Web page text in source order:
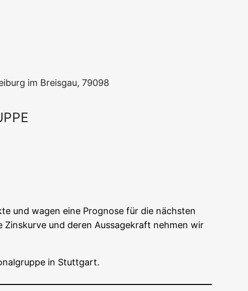
im Breis­gau, 79098
und wagen eine Pro­gno­se für die nächs­ten
Zins­kur­ve und deren Aus­sa­ge­kraft neh­men wir
in Stuttgart.